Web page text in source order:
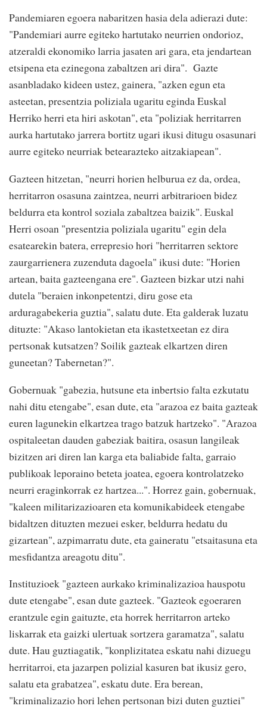
Pandemiaren egoera nabaritzen hasia dela adierazi dute:
"Pandemiari aurre egiteko hartutako neurrien ondorioz,
atzeraldi ekonomiko larria jasaten ari gara, eta jendartean
etsipena eta ezinegona zabaltzen ari dira". Gazte
asanbladako kideen ustez, gainera, "azken egun eta
asteetan, presentzia poliziala ugaritu eginda Euskal
Herriko herri eta hiri askotan", eta "poliziak herritarren
aurka hartutako jarrera bortitz ugari ikusi ditugu osasunari
aurre egiteko neurriak betearazteko aitzakiapean".
Gazteen hitzetan, "neurri horien helburua ez da, ordea,
herritarron osasuna zaintzea, neurri arbitrarioen bidez
beldurra eta kontrol soziala zabaltzea baizik". Euskal
Herri osoan "presentzia poliziala ugaritu" egin dela
esatearekin batera, errepresio hori "herritarren sektore
zaurgarrienera zuzenduta dagoela" ikusi dute: "Horien
artean, baita gazteengana ere". Gazteen bizkar utzi nahi
dutela "beraien inkonpetentzi, diru gose eta
arduragabekeria guztia", salatu dute. Eta galderak luzatu
dituzte: "Akaso lantokietan eta ikastetxeetan ez dira
pertsonak kutsatzen? Soilik gazteak elkartzen diren
guneetan? Tabernetan?".
Gobernuak "gabezia, hutsune eta inbertsio falta ezkutatu
nahi ditu etengabe", esan dute, eta "arazoa ez baita gazteak
euren lagunekin elkartzea trago batzuk hartzeko". "Arazoa
ospitaleetan dauden gabeziak baitira, osasun langileak
bizitzen ari diren lan karga eta baliabide falta, garraio
publikoak leporaino beteta joatea, egoera kontrolatzeko
neurri eraginkorrak ez hartzea...". Horrez gain, gobernuak,
"kaleen militarizazioaren eta komunikabideek etengabe
bidaltzen dituzten mezuei esker, beldurra hedatu du
gizartean", azpimarratu dute, eta gaineratu "etsaitasuna eta
mesfidantza areagotu ditu".
Instituzioek "gazteen aurkako kriminalizazioa hauspotu
dute etengabe", esan dute gazteek. "Gazteok egoeraren
erantzule egin gaituzte, eta horrek herritarron arteko
liskarrak eta gaizki ulertuak sortzera garamatza", salatu
dute. Hau guztiagatik, "konplizitatea eskatu nahi dizuegu
herritarroi, eta jazarpen polizial kasuren bat ikusiz gero,
salatu eta grabatzea", eskatu dute. Era berean,
"kriminalizazio hori lehen pertsonan bizi duten guztiei"